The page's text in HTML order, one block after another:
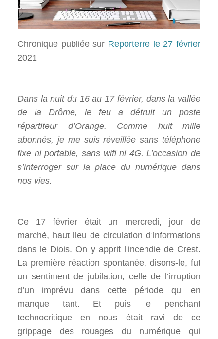
Chronique publiée sur Reporterre le 27 février
2021
Dans la nuit du 16 au 17 février, dans la vallée
de la Drôme, le feu a détruit un poste
répartiteur d’Orange. Comme huit mille
abonnés, je me suis réveillée sans téléphone
fixe ni portable, sans wifi ni 4G. L’occasion de
s’interroger sur la place du numérique dans
nos vies.
Ce 17 février était un mercredi, jour de
marché, haut lieu de circulation d’informations
dans le Diois. On y apprit l’incendie de Crest.
La première réaction spontanée, disons-le, fut
un sentiment de jubilation, celle de l’irruption
d’un imprévu dans cette période qui en
manque tant. Et puis le penchant
technocritique en nous était ravi de ce
grippage des rouages du numérique qui